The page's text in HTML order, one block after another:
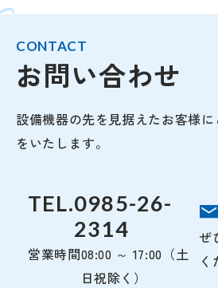
CONTACT
お問い合わせ
設備機器の先を見据えたお客様
をいたします。
TEL.0985-26-
2314
営業時間08:00 ～ 17:00（土
日祝除く）
ぜ
く